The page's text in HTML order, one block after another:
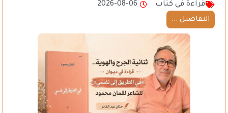
قراءة في كتاب
2026-08-06
التفاصيل ...